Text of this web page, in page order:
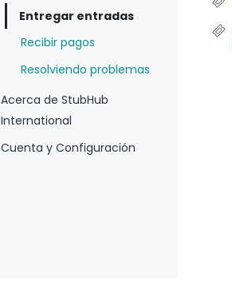
Entregar entradas
Recibir pagos
Resolviendo problemas
Acerca de StubHub
International
Cuenta y Configuración